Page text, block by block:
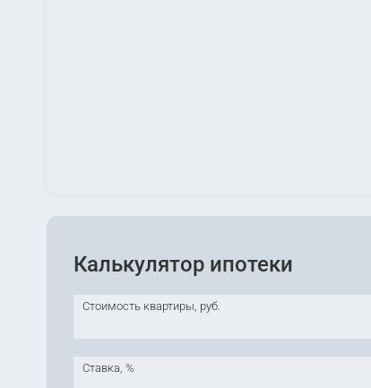
Калькулятор ипотеки
Стоимость квартиры, руб.
Ставка, %